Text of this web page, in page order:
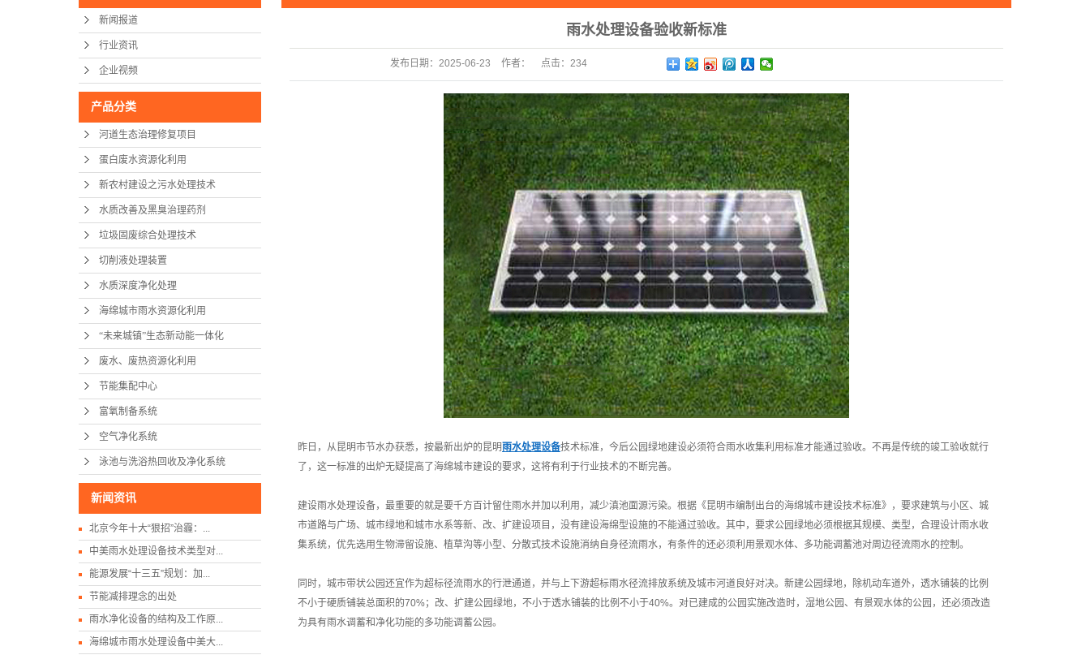
新闻报道
行业资讯
企业视频
产品分类
河道生态治理修复项目
蛋白废水资源化利用
新农村建设之污水处理技术
水质改善及黑臭治理药剂
垃圾固废综合处理技术
切削液处理装置
水质深度净化处理
海绵城市雨水资源化利用
“未来城镇”生态新动能一体化
废水、废热资源化利用
节能集配中心
富氧制备系统
空气净化系统
泳池与洗浴热回收及净化系统
新闻资讯
北京今年十大“狠招”治霾：...
中美雨水处理设备技术类型对...
能源发展“十三五”规划：加...
节能减排理念的出处
雨水净化设备的结构及工作原...
海绵城市雨水处理设备中美大...
雨水处理设备验收新标准
发布日期： 2025-06-23 作者： 点击： 234
昨日，从昆明市节水办获悉，按最新出炉的昆明雨水处理设备技术标准，今后公园绿地建设必须符合雨水收集利用标准才能通过验收。不再是传统的竣工验收就行
了，这一标准的出炉无疑提高了海绵城市建设的要求，这将有利于行业技术的不断完善。
建设雨水处理设备，最重要的就是要千方百计留住雨水并加以利用，减少滇池面源污染。根据《昆明市编制出台的海绵城市建设技术标准》，要求建筑与小区、城
市道路与广场、城市绿地和城市水系等新、改、扩建设项目，没有建设海绵型设施的不能通过验收。其中，要求公园绿地必须根据其规模、类型，合理设计雨水收
集系统，优先选用生物滞留设施、植草沟等小型、分散式技术设施消纳自身径流雨水，有条件的还必须利用景观水体、多功能调蓄池对周边径流雨水的控制。
同时，城市带状公园还宜作为超标径流雨水的行泄通道，并与上下游超标雨水径流排放系统及城市河道良好对决。新建公园绿地，除机动车道外，透水铺装的比例
不小于硬质铺装总面积的70%；改、扩建公园绿地，不小于透水铺装的比例不小于40%。对已建成的公园实施改造时，湿地公园、有景观水体的公园，还必须改造
为具有雨水调蓄和净化功能的多功能调蓄公园。